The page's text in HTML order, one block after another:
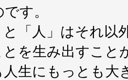
す。
「人」はそれ以
を生み出すこと
人生にもっとも大